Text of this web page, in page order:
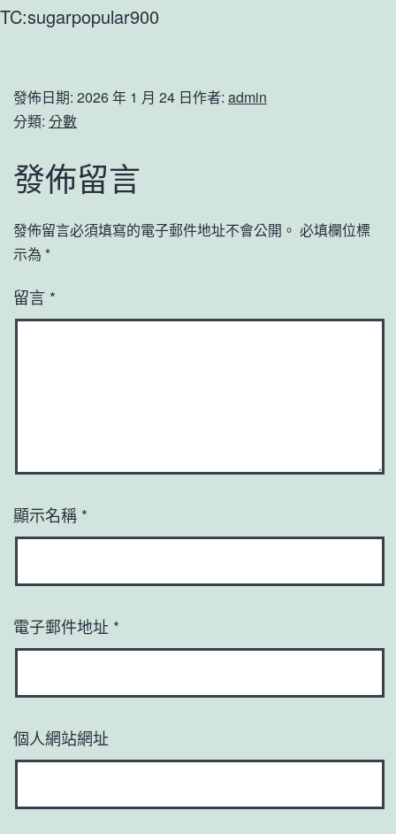
TC:sugarpopular900
發佈日期: 2026 年 1 月 24 日作者: admin
分類: 分數
發佈留言
發佈留言必須填寫的電子郵件地址不會公開。 必填欄位標
示為 *
留言 *
顯示名稱 *
電子郵件地址 *
個人網站網址